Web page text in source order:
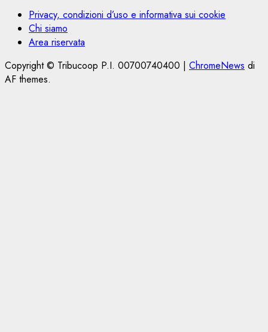
Privacy, condizioni d’uso e informativa sui cookie
Chi siamo
Area riservata
Copyright © Tribucoop P.I. 00700740400 | ChromeNews di
AF themes.